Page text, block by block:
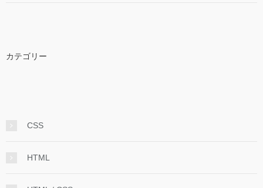
カテゴリー
CSS
HTML